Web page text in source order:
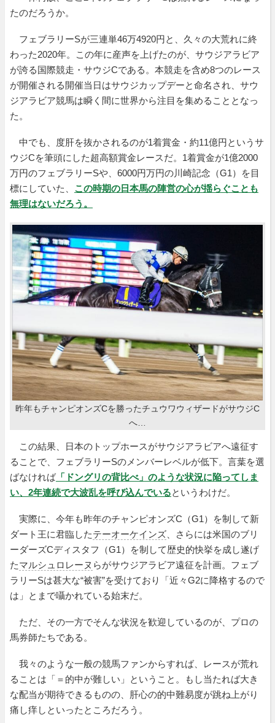
たのだろうか。
フェブラリーSが三連単46万4920円と、久々の大荒れに終
わった2020年。この年に産声を上げたのが、サウジアラビア
が誇る国際競走・サウジCである。本競走を含め8つのレース
が開催される開催当日はサウジカップデーと命名され、サウ
ジアラビア競馬は瞬く間に世界から注目を集めることとなっ
た。
中でも、度肝を抜かされるのが1着賞金・約11億円というサ
ウジCを筆頭にした超高額賞金レースだ。1着賞金が1億2000
万円のフェブラリーSや、6000円万円の川崎記念（G1）を目
標にしていた、 この時期の日本馬の陣営の心が揺らぐことも
無理はないだろう。
昨年もチャンピオンズCを勝ったチュウワウィザードがサウジC
へ…
この結果、日本のトップホースがサウジアラビアへ遠征す
ることで、フェブラリーSのメンバーレベルが低下。言葉を選
ばなければ「ドングリの背比べ」のような状況に陥ってしま
い、2年連続で大波乱を呼び込んでいるというわけだ。
実際に、今年も昨年のチャンピオンズC（G1）を制して新
ダート王に君臨したテーオーケインズ 、さらには米国のブリ
ーダーズCディスタフ（G1）を制して歴史的快挙を成し遂げ
たマルシュロレーヌ らがサウジアラビア遠征を計画。フェブ
ラリーSは甚大な“被害”を受けており「近々G2に降格するので
は」とまで囁かれている始末だ。
ただ、その一方でそんな状況を歓迎しているのが、プロの
馬券師たちである。
我々のような一般の競馬ファンからすれば、レースが荒れ
ることは「＝的中が難しい」ということ。もし当たれば大き
な配当が期待できるものの、肝心の的中難易度が跳ね上がり
痛し痒しといったところだろう。